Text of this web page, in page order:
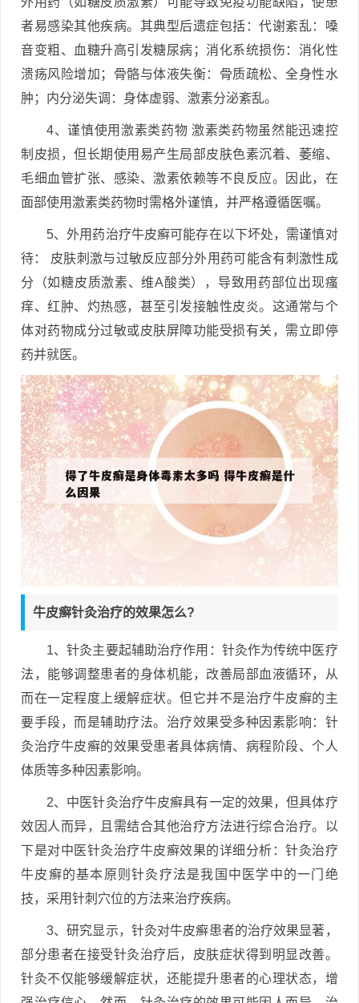
者易感染其他疾病。其典型后遗症包括：代谢紊乱：嗓
音变粗、血糖升高引发糖尿病；消化系统损伤：消化性
溃疡风险增加；骨骼与体液失衡：骨质疏松、全身性水
肿；内分泌失调：身体虚弱、激素分泌紊乱。
4、谨慎使用激素类药物 激素类药物虽然能迅速控
制皮损，但长期使用易产生局部皮肤色素沉着、萎缩、
毛细血管扩张、感染、激素依赖等不良反应。因此，在
面部使用激素类药物时需格外谨慎，并严格遵循医嘱。
5、外用药治疗牛皮癣可能存在以下坏处，需谨慎对
待： 皮肤刺激与过敏反应部分外用药可能含有刺激性成
分（如糖皮质激素、维A酸类），导致用药部位出现瘙
痒、红肿、灼热感，甚至引发接触性皮炎。这通常与个
体对药物成分过敏或皮肤屏障功能受损有关，需立即停
药并就医。
牛皮癣针灸治疗的效果怎么?
1、针灸主要起辅助治疗作用：针灸作为传统中医疗
法，能够调整患者的身体机能，改善局部血液循环，从
而在一定程度上缓解症状。但它并不是治疗牛皮癣的主
要手段，而是辅助疗法。治疗效果受多种因素影响：针
灸治疗牛皮癣的效果受患者具体病情、病程阶段、个人
体质等多种因素影响。
2、中医针灸治疗牛皮癣具有一定的效果，但具体疗
效因人而异，且需结合其他治疗方法进行综合治疗。以
下是对中医针灸治疗牛皮癣效果的详细分析：针灸治疗
牛皮癣的基本原则针灸疗法是我国中医学中的一门绝
技，采用针刺穴位的方法来治疗疾病。
3、研究显示，针灸对牛皮癣患者的治疗效果显著，
部分患者在接受针灸治疗后，皮肤症状得到明显改善。
针灸不仅能够缓解症状，还能提升患者的心理状态，增